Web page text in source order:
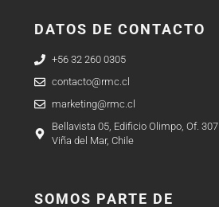
DATOS DE CONTACTO
+56 32 260 0305
contacto@rmc.cl
marketing@rmc.cl
Bellavista 05, Edificio Olimpo, Of. 307
Viña del Mar, Chile
SOMOS PARTE DE